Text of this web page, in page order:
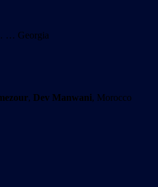
… Georgia
, Dev Manwani, Morocco